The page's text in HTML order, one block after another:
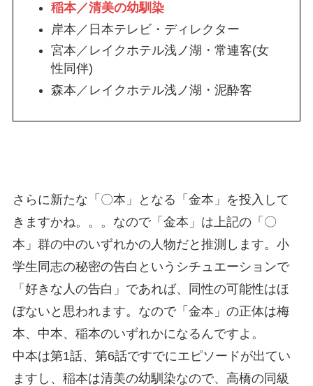
稲本／清美の幼馴染
岸本／日本テレビ・ディレクター
宮本／レイクホテル浅ノ湖・常連客(女
性同伴)
森本／レイクホテル浅ノ湖・泥酔客
さらに新たな「〇本」となる「金本」を投入して
きますかね。。。なので「金本」は上記の「〇
本」群の中のいずれかの人物だと推測します。小
学生同志の秘密の告白というシチュエーションで
「好きな人の告白」であれば、同性の可能性はほ
ぼないと思われます。なので「金本」の正体は梅
本、中本、稲本のいずれかになるんですよ。
中本は第1話、第6話ですでにエピソードが出てい
ますし、稲本は清美の幼馴染なので、高橋の同級